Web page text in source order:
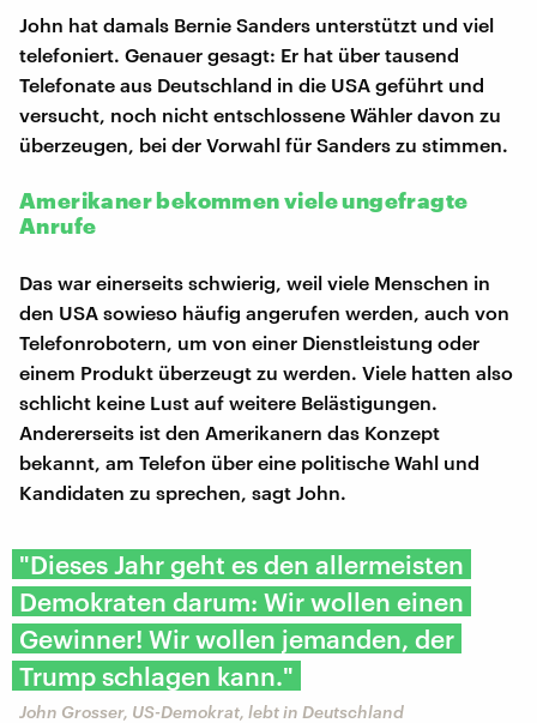
John hat damals Bernie Sanders unterstützt und viel
telefoniert. Genauer gesagt: Er hat über tausend
Telefonate aus Deutschland in die USA geführt und
versucht, noch nicht entschlossene Wähler davon zu
überzeugen, bei der Vorwahl für Sanders zu stimmen.
Amerikaner bekommen viele ungefragte
Anrufe
Das war einerseits schwierig, weil viele Menschen in
den USA sowieso häufig angerufen werden, auch von
Telefonrobotern, um von einer Dienstleistung oder
einem Produkt überzeugt zu werden. Viele hatten also
schlicht keine Lust auf weitere Belästigungen.
Andererseits ist den Amerikanern das Konzept
bekannt, am Telefon über eine politische Wahl und
Kandidaten zu sprechen, sagt John.
"Dieses Jahr geht es den allermeisten
Demokraten darum: Wir wollen einen
Gewinner! Wir wollen jemanden, der
Trump schlagen kann."
John Grosser, US-Demokrat, lebt in Deutschland